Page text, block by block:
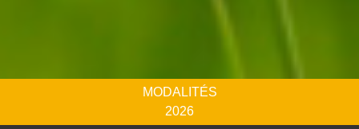
MODALITÉS
2026